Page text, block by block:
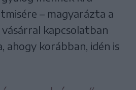
– magyarázta a
kapcsolatban
ahogy korábban, idén is